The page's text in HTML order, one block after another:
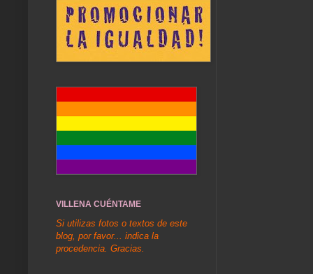
VILLENA CUÉNTAME
Si utilizas fotos o textos de este
blog, por favor... indica la
procedencia. Gracias.